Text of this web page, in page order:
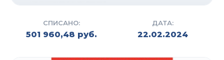
СПИСАНО:
501 960,48 руб.
ДАТА:
22.02.2024